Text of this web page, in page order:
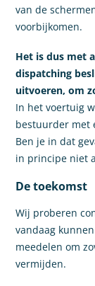
van de
voorbijkomen.
Het is dus met
dispatching
uitvoeren, om
In het voertuig
bestuurder met
Ben je in dat
in principe niet
De toekomst
Wij proberen
vandaag
meedelen om
vermijden.